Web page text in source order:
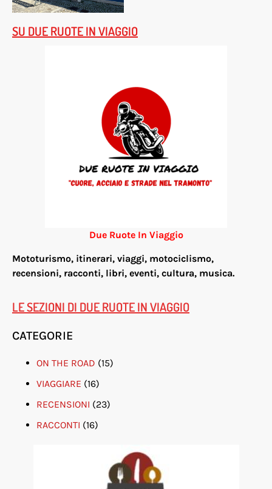
SU DUE RUOTE IN VIAGGIO
Due Ruote In Viaggio
Mototurismo, itinerari, viaggi, motociclismo,
recensioni, racconti, libri, eventi, cultura, musica.
LE SEZIONI DI DUE RUOTE IN VIAGGIO
CATEGORIE
ON THE ROAD (15)
VIAGGIARE (16)
RECENSIONI (23)
RACCONTI (16)